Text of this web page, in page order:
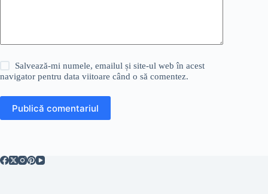
Salvează-mi numele, emailul și site-ul web în acest
navigator pentru data viitoare când o să comentez.
Publică comentariul